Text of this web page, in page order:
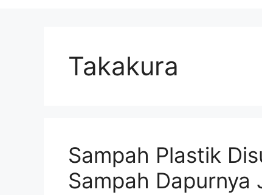
Takakura
Sampah Plastik
Sampah Dapurnya